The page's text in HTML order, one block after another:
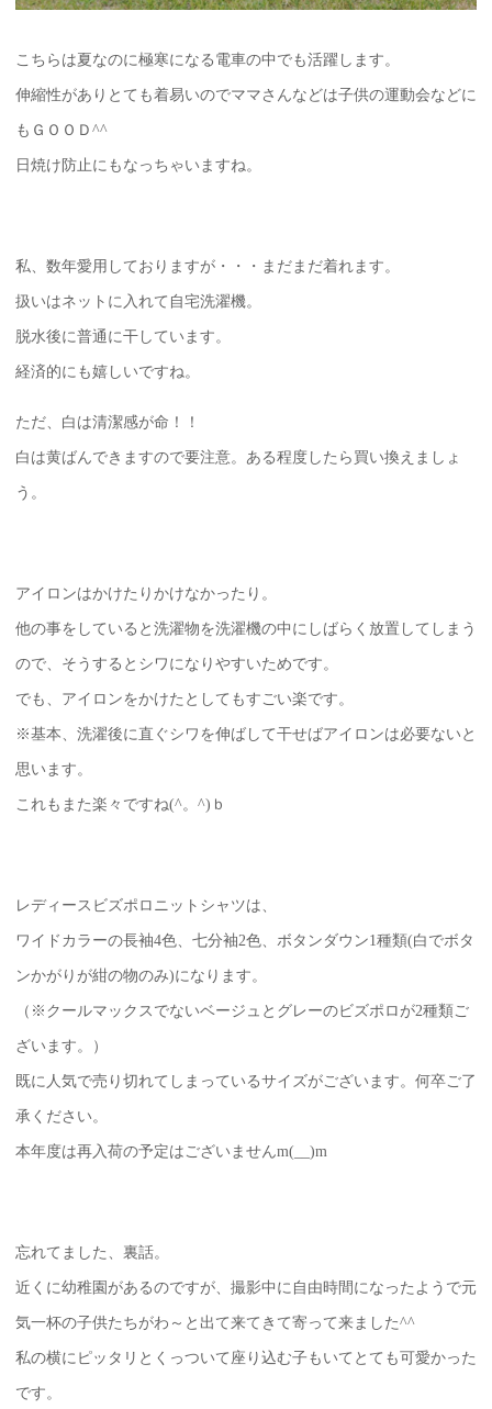
こちらは夏なのに極寒になる電車の中でも活躍します。
伸縮性がありとても着易いのでママさんなどは子供の運動会などに
もＧＯＯＤ^^
日焼け防止にもなっちゃいますね。
私、数年愛用しておりますが・・・まだまだ着れます。
扱いはネットに入れて自宅洗濯機。
脱水後に普通に干しています。
経済的にも嬉しいですね。
ただ、白は清潔感が命！！
白は黄ばんできますので要注意。ある程度したら買い換えましょ
う。
アイロンはかけたりかけなかったり。
他の事をしていると洗濯物を洗濯機の中にしばらく放置してしまう
ので、そうするとシワになりやすいためです。
でも、アイロンをかけたとしてもすごい楽です。
※基本、洗濯後に直ぐシワを伸ばして干せばアイロンは必要ないと
思います。
これもまた楽々ですね(^。^)ｂ
レディースビズポロニットシャツは、
ワイドカラーの長袖4色、七分袖2色、ボタンダウン1種類(白でボタ
ンかがりが紺の物のみ)になります。
（※クールマックスでないベージュとグレーのビズポロが2種類ご
ざいます。）
既に人気で売り切れてしまっているサイズがございます。何卒ご了
承ください。
本年度は再入荷の予定はございませんm(__)m
忘れてました、裏話。
近くに幼稚園があるのですが、撮影中に自由時間になったようで元
気一杯の子供たちがわ～と出て来てきて寄って来ました^^
私の横にピッタリとくっついて座り込む子もいてとても可愛かった
です。